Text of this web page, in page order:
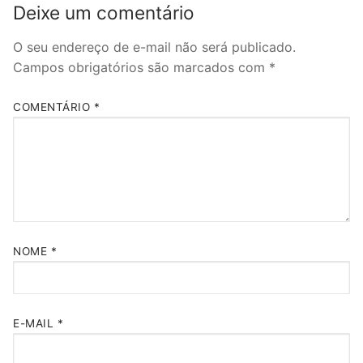
Deixe um comentário
O seu endereço de e-mail não será publicado.
Campos obrigatórios são marcados com *
COMENTÁRIO *
NOME *
E-MAIL *